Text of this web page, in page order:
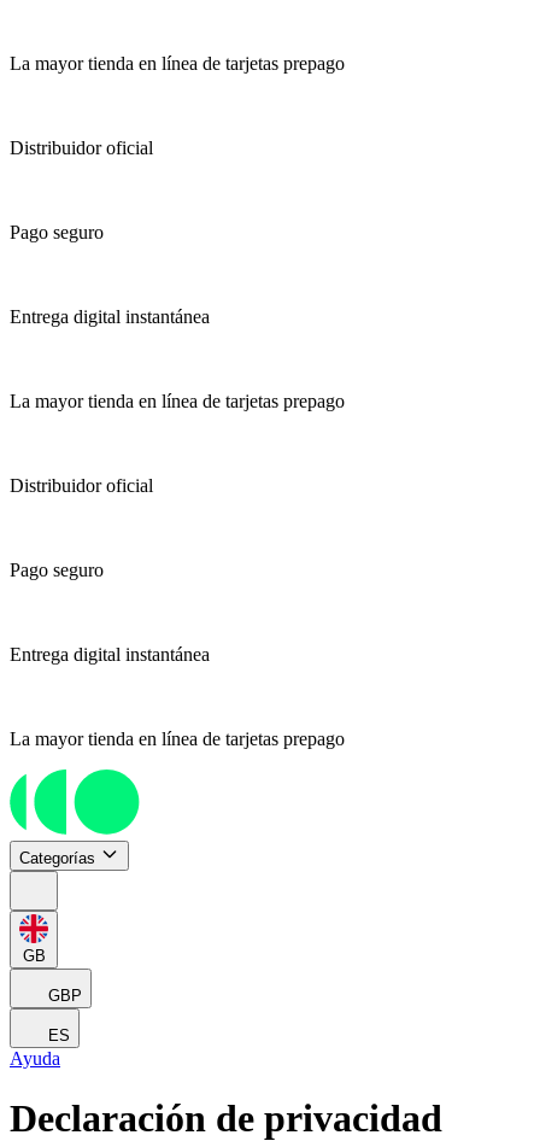
La mayor tienda en línea de tarjetas prepago
Distribuidor oficial
Pago seguro
Entrega digital instantánea
La mayor tienda en línea de tarjetas prepago
Distribuidor oficial
Pago seguro
Entrega digital instantánea
La mayor tienda en línea de tarjetas prepago
Categorías
GB
GBP
ES
Ayuda
Declaración de privacidad